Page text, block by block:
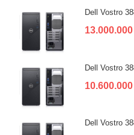
Dell Vostro
Dell Vostro
Dell Vostro